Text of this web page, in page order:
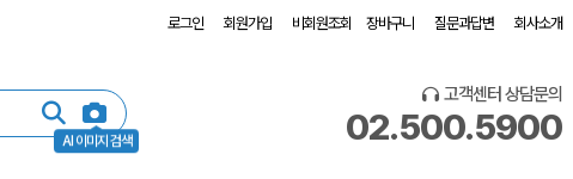
로그인 회원가입 비회원조회 장바구니 질문과답변 회사소개
AI 이미지 검색
고객센터 상담문의
02.500.5900